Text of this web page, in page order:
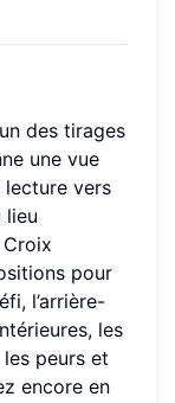
des tirages
une vue
lecture vers
lieu
Croix
pour
l’arrière-
les
peurs et
encore en